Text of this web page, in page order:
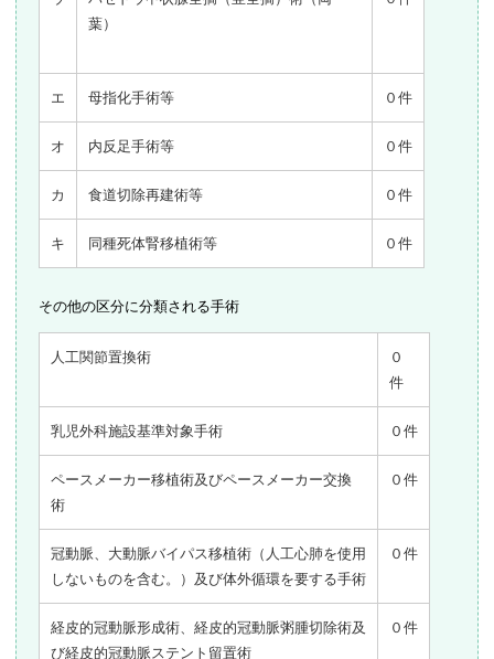
葉）
エ 母指化手術等 ０件
オ 内反足手術等 ０件
カ 食道切除再建術等 ０件
キ 同種死体腎移植術等 ０件
その他の区分に分類される手術
人工関節置換術
０
件
乳児外科施設基準対象手術 ０件
ペースメーカー移植術及びペースメーカー交換
術
０件
冠動脈、大動脈バイパス移植術（人工心肺を使用
しないものを含む。）及び体外循環を要する手術
０件
経皮的冠動脈形成術、経皮的冠動脈粥腫切除術及
び経皮的冠動脈ステント留置術
０件